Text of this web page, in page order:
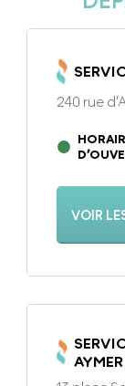
240 rue
17H00
VOIR